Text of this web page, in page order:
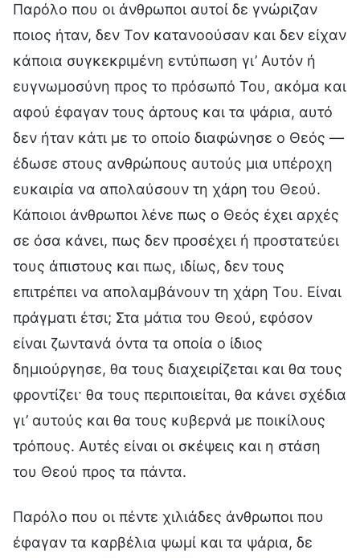
Παρόλο που οι άνθρωποι αυτοί δε γνώριζαν
ποιος ήταν, δεν Τον κατανοούσαν και δεν είχαν
κάποια συγκεκριμένη εντύπωση γι’ Αυτόν ή
ευγνωμοσύνη προς το πρόσωπό Του, ακόμα και
αφού έφαγαν τους άρτους και τα ψάρια, αυτό
δεν ήταν κάτι με το οποίο διαφώνησε ο Θεός —
έδωσε στους ανθρώπους αυτούς μια υπέροχη
ευκαιρία να απολαύσουν τη χάρη του Θεού.
Κάποιοι άνθρωποι λένε πως ο Θεός έχει αρχές
σε όσα κάνει, πως δεν προσέχει ή προστατεύει
τους άπιστους και πως, ιδίως, δεν τους
επιτρέπει να απολαμβάνουν τη χάρη Του. Είναι
πράγματι έτσι; Στα μάτια του Θεού, εφόσον
είναι ζωντανά όντα τα οποία ο ίδιος
δημιούργησε, θα τους διαχειρίζεται και θα τους
φροντίζει· θα τους περιποιείται, θα κάνει σχέδια
γι’ αυτούς και θα τους κυβερνά με ποικίλους
τρόπους. Αυτές είναι οι σκέψεις και η στάση
του Θεού προς τα πάντα.
Παρόλο που οι πέντε χιλιάδες άνθρωποι που
έφαγαν τα καρβέλια ψωμί και τα ψάρια, δε